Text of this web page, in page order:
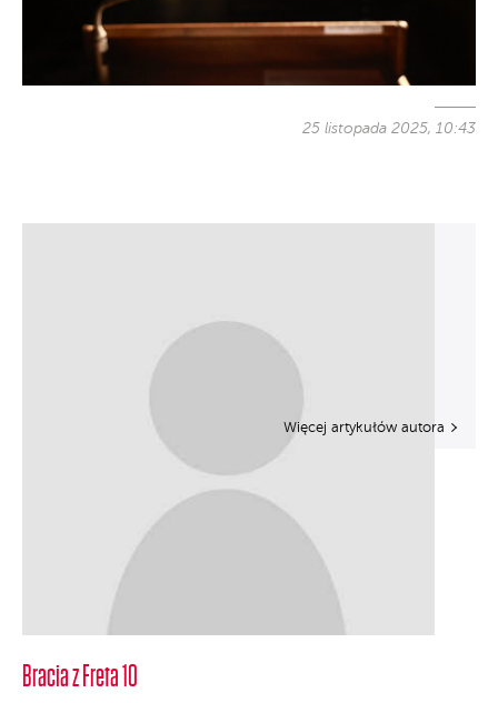
25 listopada 2025, 10:43
Bracia z Freta 10
Więcej artykułów autora